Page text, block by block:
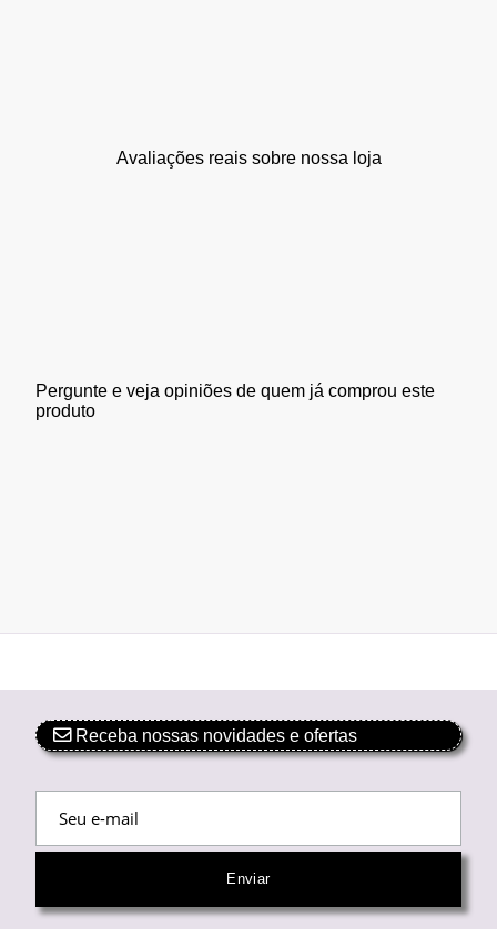
Avaliações reais sobre nossa loja
Pergunte e veja opiniões de quem já comprou este
produto
Receba nossas novidades e ofertas